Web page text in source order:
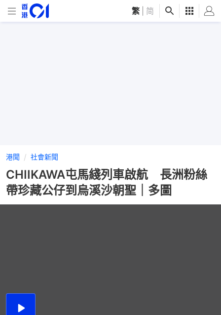
繁 简
港聞 社會新聞
CHIIKAWA屯馬綫列車啟航 長洲粉絲
帶珍藏公仔到烏溪沙朝聖｜多圖
播